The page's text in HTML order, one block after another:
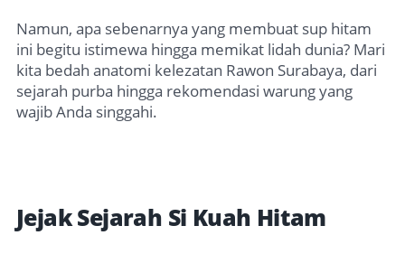
Namun, apa sebenarnya yang membuat sup hitam
ini begitu istimewa hingga memikat lidah dunia? Mari
kita bedah anatomi kelezatan Rawon Surabaya, dari
sejarah purba hingga rekomendasi warung yang
wajib Anda singgahi.
Jejak Sejarah Si Kuah Hitam